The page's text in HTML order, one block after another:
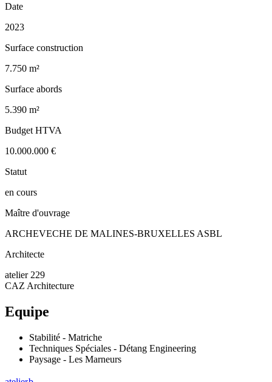
Date
2023
Surface construction
7.750 m²
Surface abords
5.390 m²
Budget HTVA
10.000.000 €
Statut
en cours
Maître d'ouvrage
ARCHEVECHE DE MALINES-BRUXELLES ASBL
Architecte
atelier 229
CAZ Architecture
Equipe
Stabilité - Matriche
Techniques Spéciales - Détang Engineering
Paysage - Les Marneurs